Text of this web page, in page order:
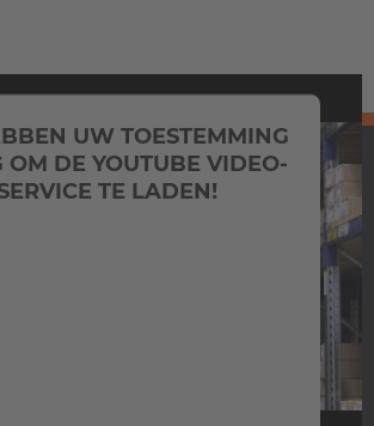
UW TOESTEMMING
OM DE YOUTUBE VIDEO-
TE LADEN!